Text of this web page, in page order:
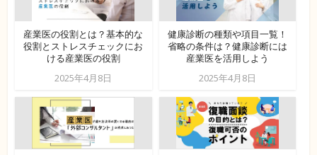
産業医の役割とは？基本的な
役割とストレスチェックにお
ける産業医の役割
2025年4月8日
健康診断の種類や項目一覧！
省略の条件は？健康診断には
産業医を活用しよう
2025年4月8日